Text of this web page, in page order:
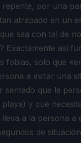
repente, por una
atrapado en un
sea con tal de
Exactamente así
fobias, solo que
a evitar una
sentado que la
y que
a la persona a
de